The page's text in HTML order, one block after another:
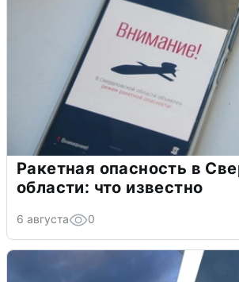
Ракетная опасность в
области: что известно
6 августа 0